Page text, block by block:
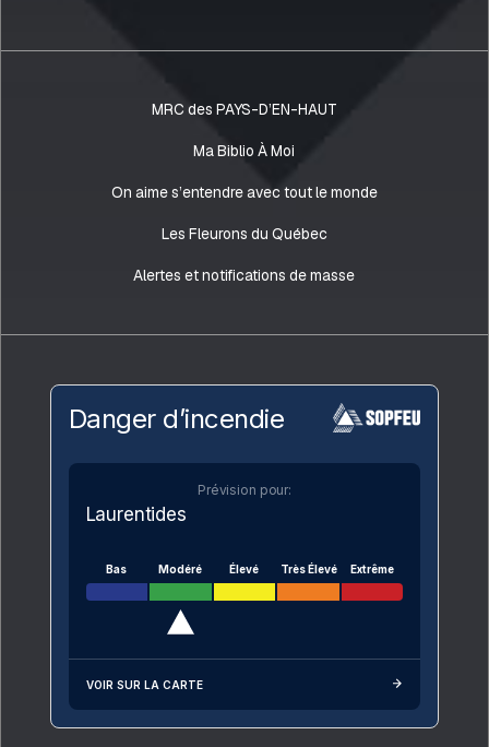
MRC des PAYS-D’EN-HAUT
Ma Biblio À Moi
On aime s’entendre avec tout le monde
Les Fleurons du Québec
Alertes et notifications de masse
Danger d’incendie
Prévision pour:
Laurentides
Bas Modéré Élevé Très Élevé Extrême
VOIR SUR LA CARTE